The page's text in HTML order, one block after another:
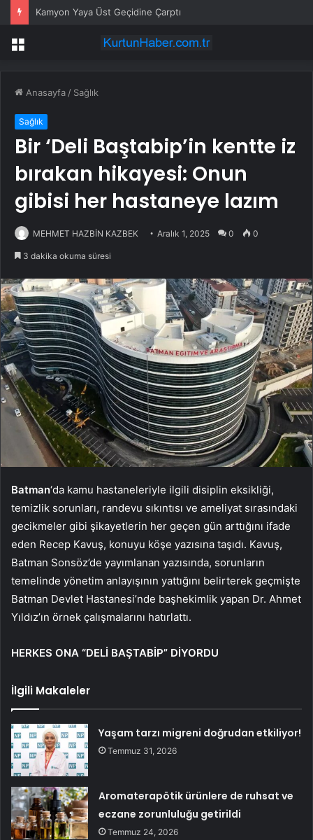
Kamyon Yaya Üst Geçidine Çarptı
Menü
Anasayfa / Sağlık
Sağlık
Bir ‘Deli Baştabip’in kentte iz
bırakan hikayesi: Onun
gibisi her hastaneye lazım
MEHMET HAZBİN KAZBEK Aralık 1, 2025 0 0
3 dakika okuma süresi
Batman‘da kamu hastaneleriyle ilgili disiplin eksikliği,
temizlik sorunları, randevu sıkıntısı ve ameliyat sırasındaki
gecikmeler gibi şikayetlerin her geçen gün arttığını ifade
eden Recep Kavuş, konuyu köşe yazısına taşıdı. Kavuş,
Batman Sonsöz’de yayımlanan yazısında, sorunların
temelinde yönetim anlayışının yattığını belirterek geçmişte
Batman Devlet Hastanesi’nde başhekimlik yapan Dr. Ahmet
Yıldız’ın örnek çalışmalarını hatırlattı.
HERKES ONA “DELİ BAŞTABİP” DİYORDU
İlgili Makaleler
Yaşam tarzı migreni doğrudan etkiliyor!
Temmuz 31, 2026
Aromaterapötik ürünlere de ruhsat ve
eczane zorunluluğu getirildi
Temmuz 24, 2026